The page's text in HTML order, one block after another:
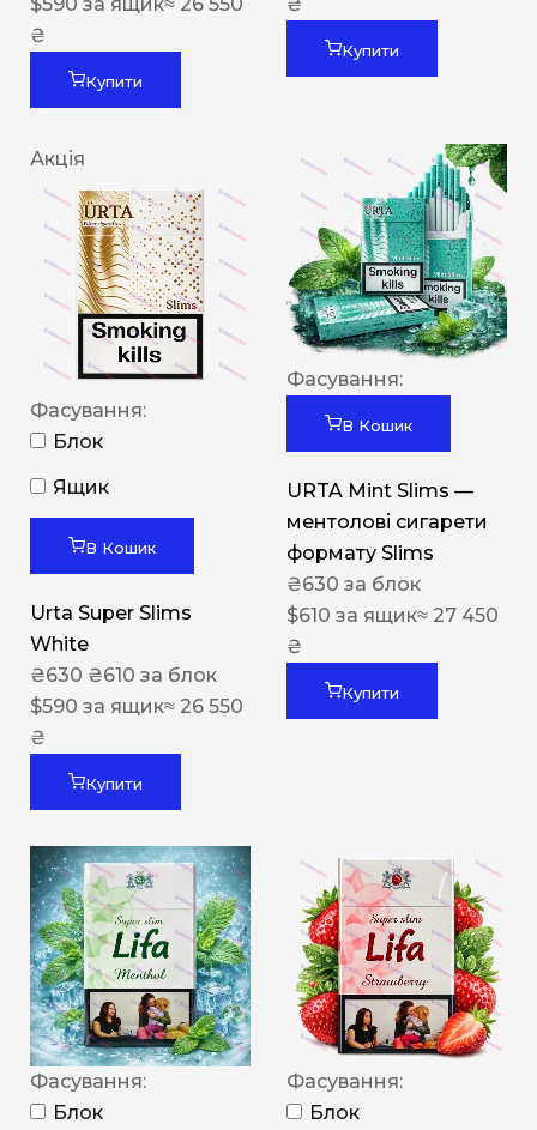
$590 за ящик≈ 26 550
₴
Купити
₴
Купити
Акція
Фасування:
Блок
Ящик
В Кошик
Urta Super Slims
White
₴630 ₴610 за блок
$590 за ящик≈ 26 550
₴
Купити
Фасування:
В Кошик
URTA Mint Slims —
ментолові сигарети
формату Slims
₴630 за блок
$610 за ящик≈ 27 450
₴
Купити
Фасування:
Блок
Фасування:
Блок